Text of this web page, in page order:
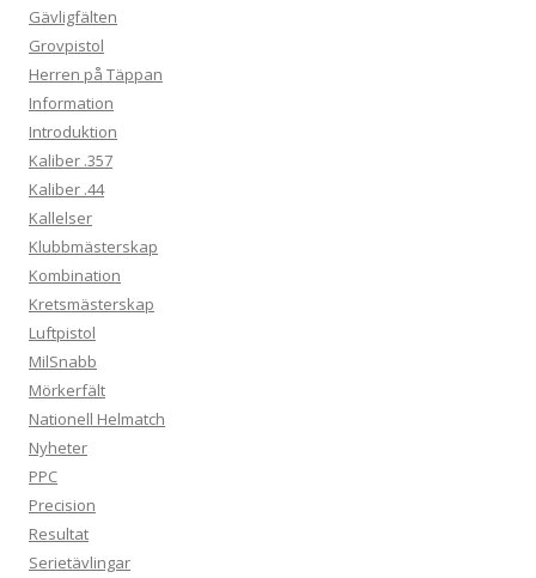
Gävligfälten
Grovpistol
Herren på Täppan
Information
Introduktion
Kaliber .357
Kaliber .44
Kallelser
Klubbmästerskap
Kombination
Kretsmästerskap
Luftpistol
MilSnabb
Mörkerfält
Nationell Helmatch
Nyheter
PPC
Precision
Resultat
Serietävlingar